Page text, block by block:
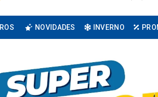
NOVIDADES INVERNO